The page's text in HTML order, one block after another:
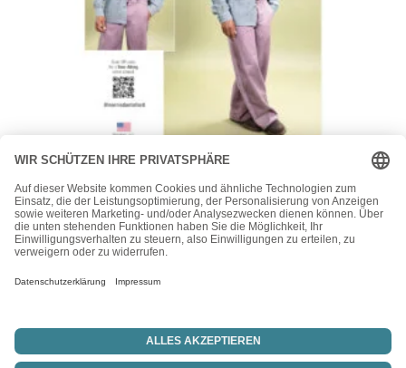
knowME
knowME Schnittmuster – ME2142 – legere Herrenhose,
Herrenhemd
15,50€